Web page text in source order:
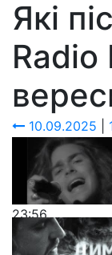
Які
Radio
10.09.2025
23:56